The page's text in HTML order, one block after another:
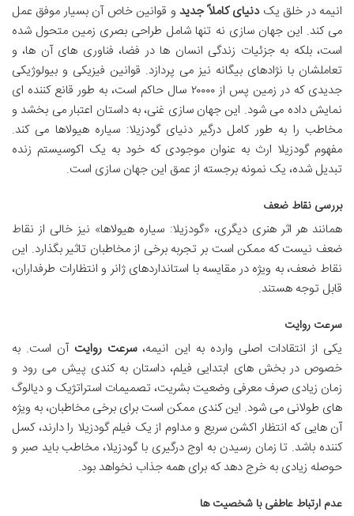
انیمه در خلق یکدنیای کاملاً جدیدو قوانین خاص آن بسیار موفق عمل
می کند. این جهان سازی نه تنها شامل طراحی بصری زمین متحول شده
است، بلکه به جزئیات زندگی انسان ها در فضا، فناوری های آن ها، و
تعاملشان با نژادهای بیگانه نیز می پردازد. قوانین فیزیکی و بیولوژیکی
جدیدی که در زمین پس از ۲۰۰۰۰ سال حاکم است، به طور قانع کننده ای
نمایش داده می شود. این جهان سازی غنی، به داستان اعتبار می بخشد و
مخاطب را به طور کامل درگیر دنیای گودزیلا: سیاره هیولاها می کند.
مفهوم گودزیلا ارث به عنوان موجودی که خود به یک اکوسیستم زنده
تبدیل شده، یک نمونه برجسته از عمق این جهان سازی است.
بررسی نقاط ضعف
همانند هر اثر هنری دیگری، «گودزیلا: سیاره هیولاها» نیز خالی از نقاط
ضعف نیست که ممکن است بر تجربه برخی از مخاطبان تاثیر بگذارد. این
نقاط ضعف، به ویژه در مقایسه با استانداردهای ژانر و انتظارات طرفداران،
قابل توجه هستند.
سرعت روایت
یکی از انتقادات اصلی وارده به این انیمه،سرعت روایت آن است. به
خصوص در بخش های ابتدایی فیلم، داستان به کندی پیش می رود و
زمان زیادی صرف معرفی وضعیت بشریت، تصمیمات استراتژیک و دیالوگ
های طولانی می شود. این کندی ممکن است برای برخی مخاطبان، به ویژه
آن هایی که انتظار اکشن سریع و مداوم از یک فیلم گودزیلا را دارند، کسل
کننده باشد. تا زمان رسیدن به اوج درگیری با گودزیلا، مخاطب باید صبر و
حوصله زیادی به خرج دهد که برای همه جذاب نخواهد بود.
عدم ارتباط عاطفی با شخصیت ها